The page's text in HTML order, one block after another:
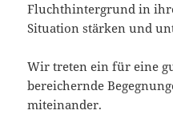
Fluchthintergrund in
Situation stärken und
Wir treten ein für eine
bereichernde
miteinander.